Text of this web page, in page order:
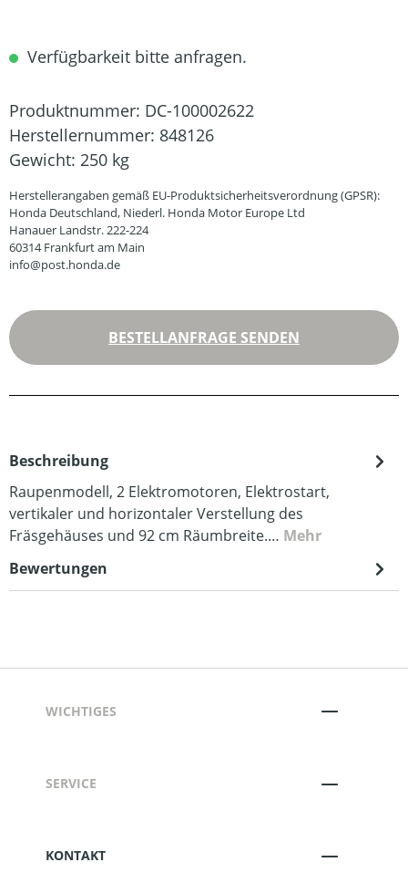
Verfügbarkeit bitte anfragen.
Produktnummer: DC-100002622
Herstellernummer: 848126
Gewicht: 250 kg
Herstellerangaben gemäß EU-Produktsicherheitsverordnung (GPSR):
Honda Deutschland, Niederl. Honda Motor Europe Ltd
Hanauer Landstr. 222-224
60314 Frankfurt am Main
info@post.honda.de
BESTELLANFRAGE SENDEN
Beschreibung
Raupenmodell, 2 Elektromotoren, Elektrostart,
vertikaler und horizontaler Verstellung des
Fräsgehäuses und 92 cm Räumbreite.… Mehr
Bewertungen
WICHTIGES
SERVICE
KONTAKT